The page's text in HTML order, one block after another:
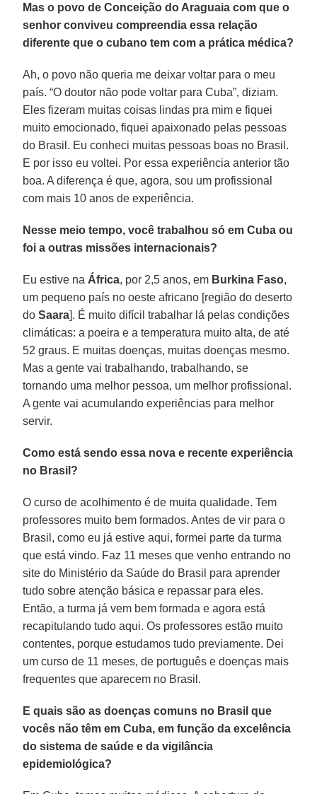
Mas o povo de Conceição do Araguaia com que o
senhor conviveu compreendia essa relação
diferente que o cubano tem com a prática médica?
Ah, o povo não queria me deixar voltar para o meu
país. “O doutor não pode voltar para Cuba”, diziam.
Eles fizeram muitas coisas lindas pra mim e fiquei
muito emocionado, fiquei apaixonado pelas pessoas
do Brasil. Eu conheci muitas pessoas boas no Brasil.
E por isso eu voltei. Por essa experiência anterior tão
boa. A diferença é que, agora, sou um profissional
com mais 10 anos de experiência.
Nesse meio tempo, você trabalhou só em Cuba ou
foi a outras missões internacionais?
Eu estive na África, por 2,5 anos, em Burkina Faso,
um pequeno país no oeste africano [região do deserto
doSaara]. É muito difícil trabalhar lá pelas condições
climáticas: a poeira e a temperatura muito alta, de até
52 graus. E muitas doenças, muitas doenças mesmo.
Mas a gente vai trabalhando, trabalhando, se
tornando uma melhor pessoa, um melhor profissional.
A gente vai acumulando experiências para melhor
servir.
Como está sendo essa nova e recente experiência
no Brasil?
O curso de acolhimento é de muita qualidade. Tem
professores muito bem formados. Antes de vir para o
Brasil, como eu já estive aqui, formei parte da turma
que está vindo. Faz 11 meses que venho entrando no
site do Ministério da Saúde do Brasil para aprender
tudo sobre atenção básica e repassar para eles.
Então, a turma já vem bem formada e agora está
recapitulando tudo aqui. Os professores estão muito
contentes, porque estudamos tudo previamente. Dei
um curso de 11 meses, de português e doenças mais
frequentes que aparecem no Brasil.
E quais são as doenças comuns no Brasil que
vocês não têm em Cuba, em função da excelência
do sistema de saúde e da vigilância
epidemiológica?